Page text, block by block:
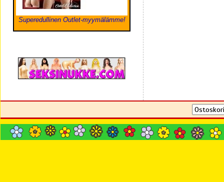
Superedullinen Outlet-myymälämme!